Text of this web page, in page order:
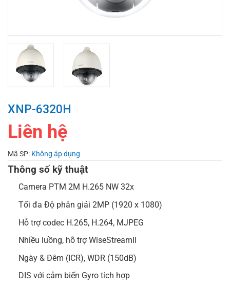
XNP-6320H
Liên hệ
Mã SP: Không áp dụng
Thông số kỹ thuật
Camera PTM 2M H.265 NW 32x
Tối đa Độ phân giải 2MP (1920 x 1080)
Hỗ trợ codec H.265, H.264, MJPEG
Nhiều luồng, hỗ trợ WiseStreamII
Ngày & Đêm (ICR), WDR (150dB)
DIS với cảm biến Gyro tích hợp